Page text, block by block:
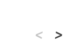
< >